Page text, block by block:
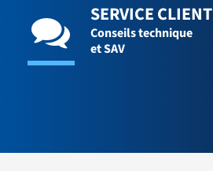
SERVICE CLIENT
Conseils technique
et SAV